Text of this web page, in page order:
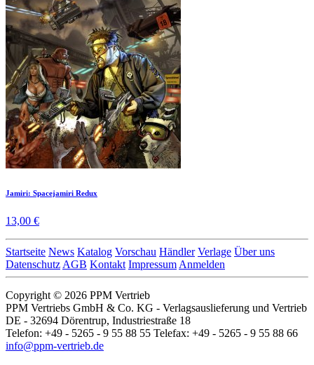
Jamiri: Spacejamiri Redux
13,00 €
Startseite News Katalog Vorschau Händler Verlage Über uns
Datenschutz AGB Kontakt Impressum Anmelden
Copyright © 2026 PPM Vertrieb
PPM Vertriebs GmbH & Co. KG - Verlagsauslieferung und Vertrieb
DE - 32694 Dörentrup, Industriestraße 18
Telefon: +49 - 5265 - 9 55 88 55 Telefax: +49 - 5265 - 9 55 88 66
info@ppm-vertrieb.de